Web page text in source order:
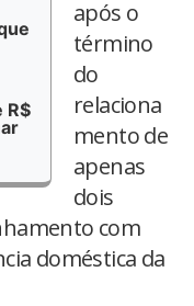
R$
após o
término
do
relaciona
mento de
apenas
dois
com
doméstica da